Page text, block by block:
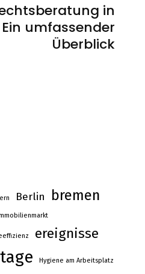
in
umfassender
Überblick
Berlin bremen
ereignisse
Hygiene am Arbeitsplatz